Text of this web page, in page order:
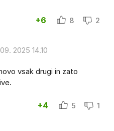
+6 8 2
2025 14.10
vsak drugi in zato
+4 5 1